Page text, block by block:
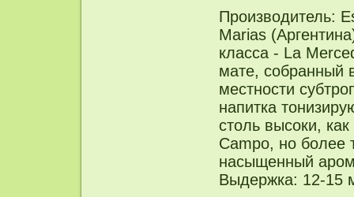
Производитель:
Marias
класса - La
мате, собранный
местности
напитка
столь высоки,
Campo, но более
насыщенный
Выдержка: 12-15